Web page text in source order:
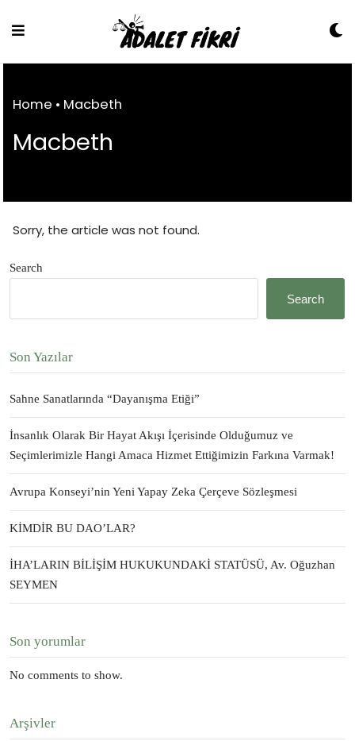
Home • Macbeth
Macbeth
Sorry, the article was not found.
Search
Search
Son Yazılar
Sahne Sanatlarında “Dayanışma Etiği”
İnsanlık Olarak Bir Hayat Akışı İçerisinde Olduğumuz ve
Seçimlerimizle Hangi Amaca Hizmet Ettiğimizin Farkına Varmak!
Avrupa Konseyi’nin Yeni Yapay Zeka Çerçeve Sözleşmesi
KİMDİR BU DAO’LAR?
İHA’LARIN BİLİŞİM HUKUKUNDAKİ STATÜSÜ, Av. Oğuzhan
SEYMEN
Son yorumlar
No comments to show.
Arşivler